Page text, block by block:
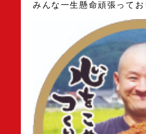
みんな一生懸命頑張ってお